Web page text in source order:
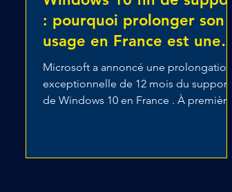
: pourquoi prolonger son
usage en France est une
erreur
Microsoft a annoncé une prolongation
exceptionnelle de 12 mois du support
de Windows 10 en France . À première